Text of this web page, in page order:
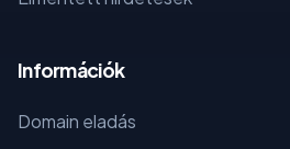
Információk
Domain eladás